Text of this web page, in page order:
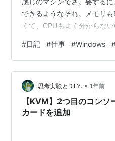
できるようなそれ。メモリ
くて、CPUもよく分からな
少ないのもなんとかなる、そ
入力作業でも大丈夫だよね
の手直しをそのマシンでや
たらまあ、本当にひどかった
考えてないのかなと一瞬思
きがあまりよろしくなかっ…
#日記 #仕事 #Windows
思考実験とD.I.Y. • 1年前
【KVM】2つ目のコン
カードを追加